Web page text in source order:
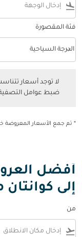
flight_land
فئة المقصورة
فئة المقصورة option الدرجة السياحية Selected
الدرجة السياحية
keyboard_arrow_down
لا توجد أسعار
ضبط عوامل
* تم جمع الأسعار المعروضة خلال آخر 48 ساعة وقد لا تكون
أفضل
إلى
من
flight_takeoff